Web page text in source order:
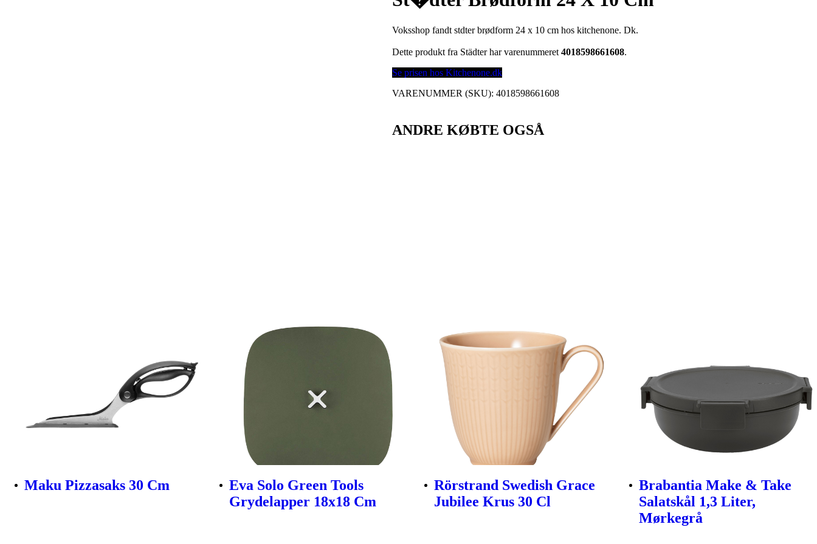
Voksshop fandt stdter brødform 24 x 10 cm hos kitchenone. Dk.
Dette produkt fra Städter har varenummeret4018598661608.
Se prisen hos Kitchenone.dk
VARENUMMER (SKU):4018598661608
ANDRE KØBTE OGSÅ
Maku Pizzasaks 30 Cm
Eva Solo Green Tools
Grydelapper 18x18 Cm
Rörstrand Swedish Grace
Jubilee Krus 30 Cl
Brabantia Make & Take
Salatskål 1,3 Liter,
Mørkegrå